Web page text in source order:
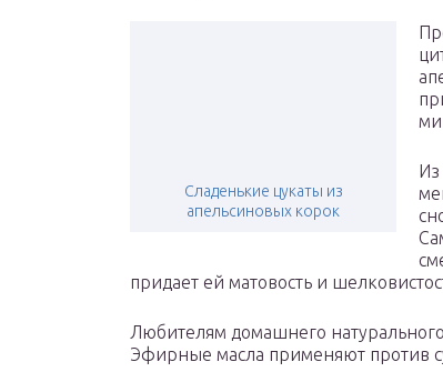
Сладенькие цукаты из
апельсиновых корок
придает ей матовость и
Любителям домашнего
Эфирные масла применяют против